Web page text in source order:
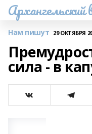
Архангельский
Нам пишут 29 ОКТЯБРЯ
сила - в